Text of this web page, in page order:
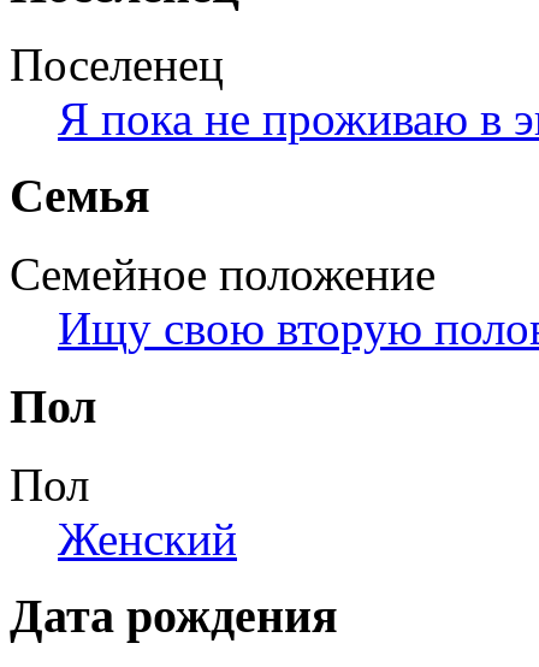
Поселенец
Я пока не проживаю в
Семья
Семейное положение
Ищу свою вторую
Пол
Пол
Женский
Дата рождения